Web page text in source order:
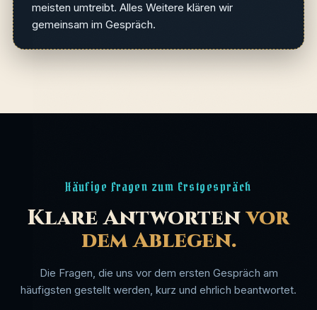
meisten umtreibt. Alles Weitere klären wir
gemeinsam im Gespräch.
Häufige Fragen zum Erstgespräch
Klare Antwortenvor
dem Ablegen.
Die Fragen, die uns vor dem ersten Gespräch am
häufigsten gestellt werden, kurz und ehrlich beantwortet.